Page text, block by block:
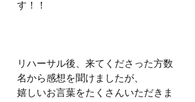
す！！
リハーサル後、来てくださった方数
名から感想を聞けましたが、
嬉しいお言葉をたくさんいただきま